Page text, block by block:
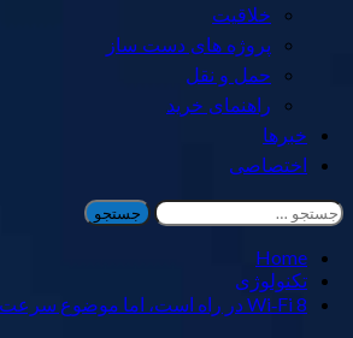
خلاقیت
پروژه های دست ساز
حمل و نقل
راهنمای خرید
خبرها
اختصاصی
جستجو
برای:
Home
تکنولوژی
Wi‑Fi 8 در راه است، اما موضوع سرعت نیست.